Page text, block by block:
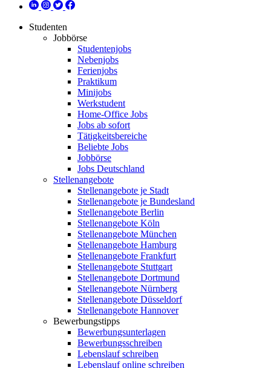
Studenten
Jobbörse
Studentenjobs
Nebenjobs
Ferienjobs
Praktikum
Minijobs
Werkstudent
Home-Office Jobs
Jobs ab sofort
Tätigkeitsbereiche
Beliebte Jobs
Jobbörse
Jobs Deutschland
Stellenangebote
Stellenangebote je Stadt
Stellenangebote je Bundesland
Stellenangebote Berlin
Stellenangebote Köln
Stellenangebote München
Stellenangebote Hamburg
Stellenangebote Frankfurt
Stellenangebote Stuttgart
Stellenangebote Dortmund
Stellenangebote Nürnberg
Stellenangebote Düsseldorf
Stellenangebote Hannover
Bewerbungstipps
Bewerbungsunterlagen
Bewerbungsschreiben
Lebenslauf schreiben
Lebenslauf online schreiben